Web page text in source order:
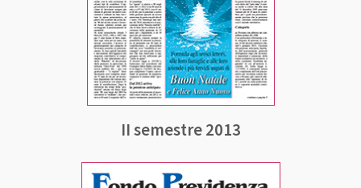
II semestre 2013